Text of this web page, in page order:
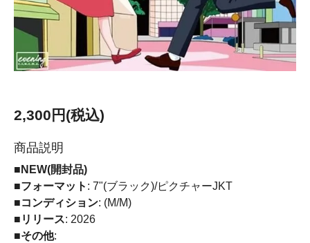
2,300円(税込)
商品説明
■NEW(開封品)
■フォーマット : 7"(ブラック)/ピクチャーJKT
■コンディション: (M/M)
■リリース: 2026
■その他: